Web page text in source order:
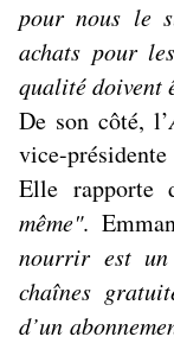
pour nous le
achats pour
qualité doivent
De son côté, l’
vice-
Elle rapporte
même".
nourrir est
chaînes
d’un